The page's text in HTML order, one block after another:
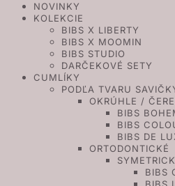
NOVINKY
KOLEKCIE
BIBS X LIBERTY
BIBS X MOOMIN
BIBS STUDIO
DARČEKOVÉ SETY
CUMLÍKY
PODĽA TVARU
OKRÚHLE /
BIBS
BIBS
BIBS DE
ORTODONTICKÉ
BIBS